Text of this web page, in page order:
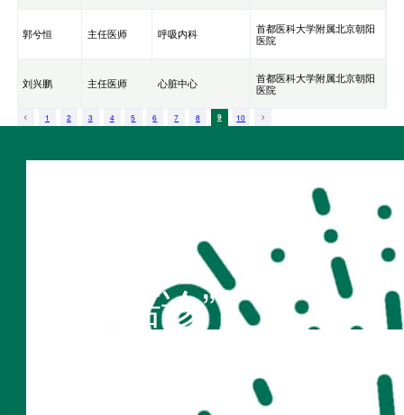
郭兮恒 主任医师 呼吸内科
首都医科大学附属北京朝阳
医院
刘兴鹏 主任医师 心脏中心
首都医科大学附属北京朝阳
医院
1 2 3 4 5 6 7 8 9 10
“不疾陪诊”